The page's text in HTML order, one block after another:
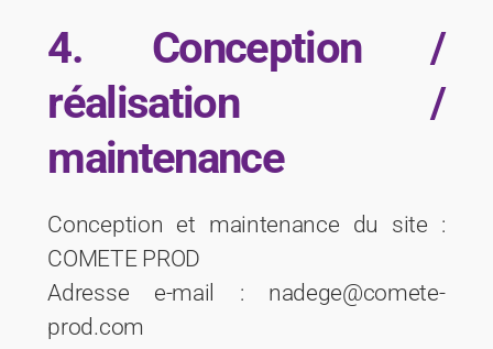
4. Conception /
réalisation /
maintenance
Conception et maintenance du site :
COMETE PROD
Adresse e-mail : nadege@comete-
prod.com